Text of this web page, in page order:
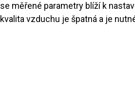
se měřené parametry blíží k
kvalita vzduchu je špatná a je